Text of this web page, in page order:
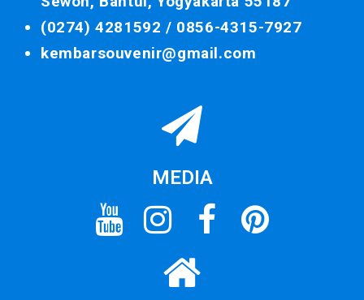
(0274) 4281592 / 0856-4315-7927
kembarsouvenir@gmail.com
MEDIA